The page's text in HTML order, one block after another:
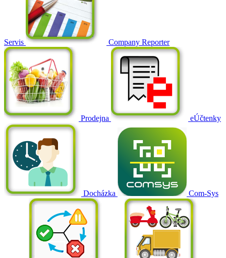
Servis Company Reporter
Prodejna eÚčtenky
Docházka Com-Sys